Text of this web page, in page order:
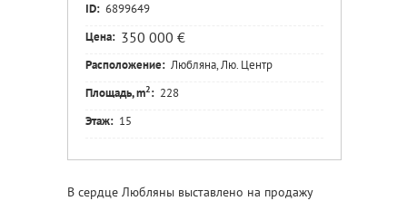
ID: 6899649
Цена: 350 000 €
Расположение: Любляна, Лю. Центр
Площадь, m2: 228
Этаж: 15
В сердце Любляны выставлено на продажу